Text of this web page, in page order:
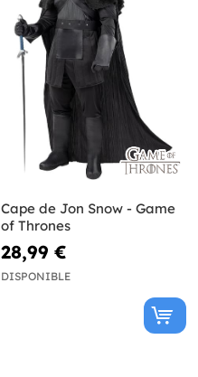
Cape de Jon Snow - Game
of Thrones
28,99 €
DISPONIBLE